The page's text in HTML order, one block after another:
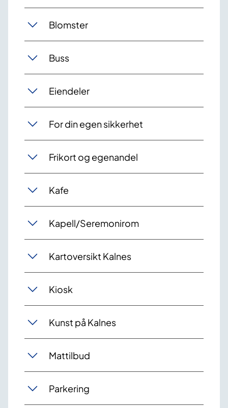
Blomster
Buss
Eiendeler
For din egen sikkerhet
Frikort og egenandel
Kafe
Kapell/Seremonirom
Kartoversikt Kalnes
Kiosk
Kunst på Kalnes
Mattilbud
Parkering